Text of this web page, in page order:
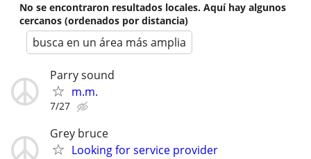
No se encontraron resultados locales. Aquí hay algunos
cercanos (ordenados por distancia)
busca en un área más amplia
Parry sound
m.m.
7/27
Grey bruce
Looking for service provider